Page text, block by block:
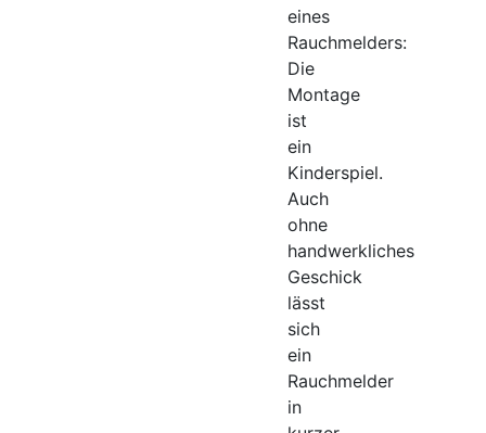
eines
Rauchmelders:
Die
Montage
ist
ein
Kinderspiel.
Auch
ohne
handwerkliches
Geschick
lässt
sich
ein
Rauchmelder
in